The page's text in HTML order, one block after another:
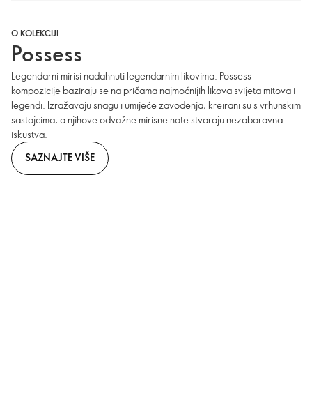
O KOLEKCIJI
Possess
Legendarni mirisi nadahnuti legendarnim likovima. Possess
kompozicije baziraju se na pričama najmoćnijih likova svijeta mitova i
legendi. Izražavaju snagu i umijeće zavođenja, kreirani su s vrhunskim
sastojcima, a njihove odvažne mirisne note stvaraju nezaboravna
iskustva.
SAZNAJTE VIŠE